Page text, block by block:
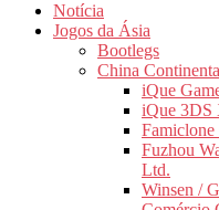
Notícia
Jogos da Ásia
Bootlegs
China
iQue
iQue 3DS
Famiclone
Fuzhou
Ltd.
Winsen /